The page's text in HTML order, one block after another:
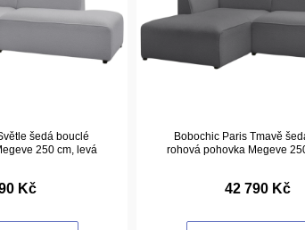
šedá bouclé
250 cm, levá
Kč
Bobochic Paris Tmavě
rohová pohovka Megeve
42 790 Kč